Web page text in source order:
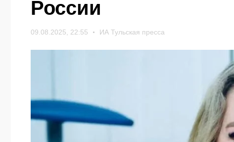
России
09.08.2025, 22:55 ИА Тульская пресса